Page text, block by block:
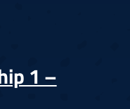
1 –